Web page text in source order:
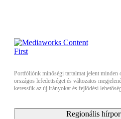
Portfóliónk minőségi tartalmat jelent minden
országos lefedettséget és változatos
keressük az új irányokat és fejlődési
Regionális